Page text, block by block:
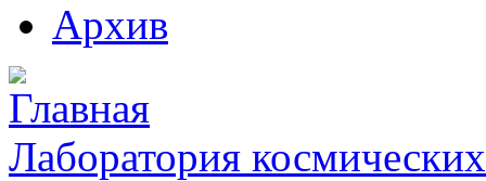
Архив
Лаборатория